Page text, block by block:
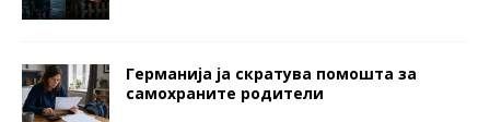
Германија ја скратува помошта за
самохраните родители